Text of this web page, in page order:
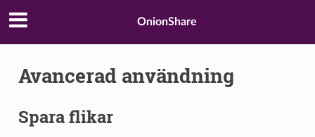
OnionShare
Avancerad användning
Spara flikar